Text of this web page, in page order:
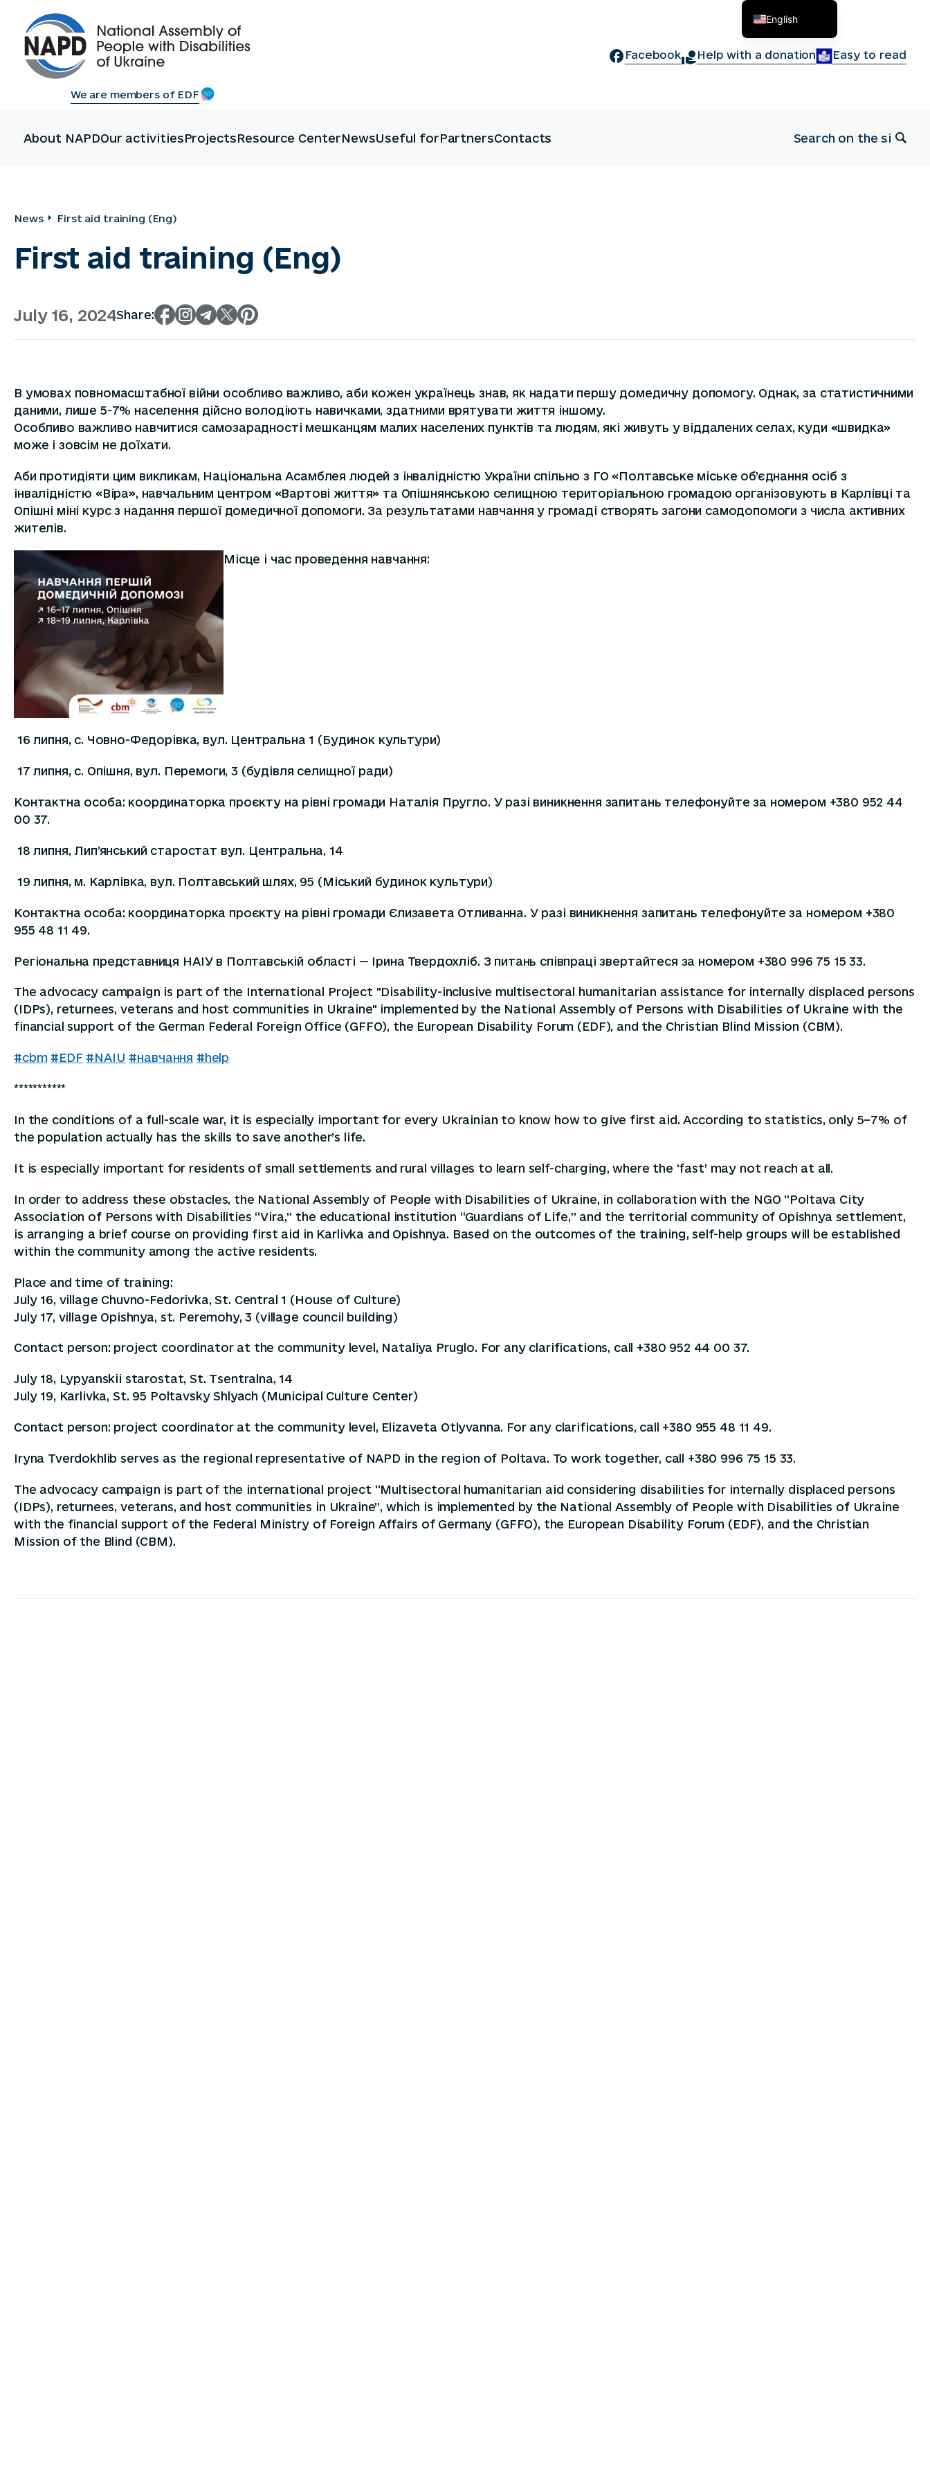
We are members of EDF
Facebook Help with a donation Easy to read
About NAPDOur activitiesProjectsResource CenterNewsUseful forPartnersContacts
News First aid training (Eng)
First aid training (Eng)
July 16, 2024Share:
В умовах повномасштабної війни особливо важливо, аби кожен українець знав, як надати першу домедичну допомогу. Однак, за статистичними
даними, лише 5-7% населення дійсно володіють навичками, здатними врятувати життя іншому.
Особливо важливо навчитися самозарадності мешканцям малих населених пунктів та людям, які живуть у віддалених селах, куди «швидка»
може і зовсім не доїхати.
Аби протидіяти цим викликам, Національна Асамблея людей з інвалідністю України спільно з ГО «Полтавське міське об’єднання осіб з
інвалідністю «Віра», навчальним центром «Вартові життя» та Опішнянською селищною територіальною громадою організовують в Карлівці та
Опішні міні курс з надання першої домедичної допомоги. За результатами навчання у громаді створять загони самодопомоги з числа активних
жителів.
Місце і час проведення навчання:
16 липня, с. Човно-Федорівка, вул. Центральна 1 (Будинок культури)
17 липня, с. Опішня, вул. Перемоги, 3 (будівля селищної ради)
Контактна особа: координаторка проєкту на рівні громади Наталія Пругло. У разі виникнення запитань телефонуйте за номером +380 952 44
00 37.
18 липня, Лип’янський старостат вул. Центральна, 14
19 липня, м. Карлівка, вул. Полтавський шлях, 95 (Міський будинок культури)
Контактна особа: координаторка проєкту на рівні громади Єлизавета Отливанна. У разі виникнення запитань телефонуйте за номером +380
955 48 11 49.
Регіональна представниця НАІУ в Полтавській області — Ірина Твердохліб. З питань співпраці звертайтеся за номером +380 996 75 15 33.
The advocacy campaign is part of the International Project "Disability-inclusive multisectoral humanitarian assistance for internally displaced persons
(IDPs), returnees, veterans and host communities in Ukraine" implemented by the National Assembly of Persons with Disabilities of Ukraine with the
financial support of the German Federal Foreign Office (GFFO), the European Disability Forum (EDF), and the Christian Blind Mission (CBM).
#cbm #EDF #NAIU #навчання #help
***********
In the conditions of a full-scale war, it is especially important for every Ukrainian to know how to give first aid. According to statistics, only 5–7% of
the population actually has the skills to save another’s life.
It is especially important for residents of small settlements and rural villages to learn self-charging, where the ‘fast’ may not reach at all.
In order to address these obstacles, the National Assembly of People with Disabilities of Ukraine, in collaboration with the NGO “Poltava City
Association of Persons with Disabilities “Vira,” the educational institution “Guardians of Life,” and the territorial community of Opishnya settlement,
is arranging a brief course on providing first aid in Karlivka and Opishnya. Based on the outcomes of the training, self-help groups will be established
within the community among the active residents.
Place and time of training:
July 16, village Chuvno-Fedorivka, St. Central 1 (House of Culture)
July 17, village Opishnya, st. Peremohy, 3 (village council building)
Contact person: project coordinator at the community level, Nataliya Pruglo. For any clarifications, call +380 952 44 00 37.
July 18, Lypyanskii starostat, St. Tsentralna, 14
July 19, Karlivka, St. 95 Poltavsky Shlyach (Municipal Culture Center)
Contact person: project coordinator at the community level, Elizaveta Otlyvanna. For any clarifications, call +380 955 48 11 49.
Iryna Tverdokhlib serves as the regional representative of NAPD in the region of Poltava. To work together, call +380 996 75 15 33.
The advocacy campaign is part of the international project “Multisectoral humanitarian aid considering disabilities for internally displaced persons
(IDPs), returnees, veterans, and host communities in Ukraine”, which is implemented by the National Assembly of People with Disabilities of Ukraine
with the financial support of the Federal Ministry of Foreign Affairs of Germany (GFFO), the European Disability Forum (EDF), and the Christian
Mission of the Blind (CBM).
English
Українська